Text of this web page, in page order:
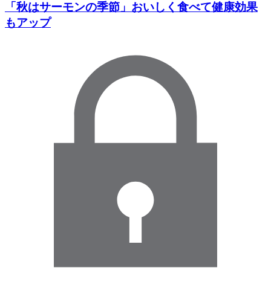
「秋はサーモンの季節」おいしく食べて健康効果
もアップ